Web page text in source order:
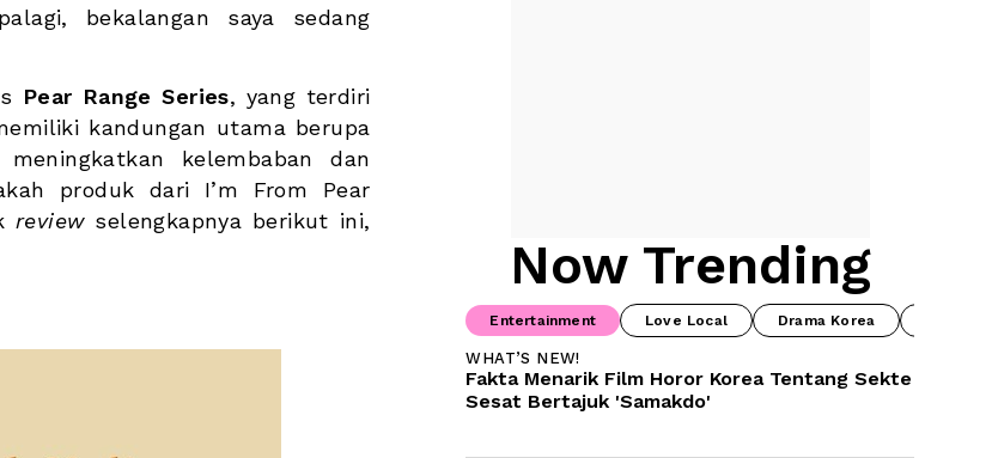
bekalangan saya sedang
Pear Range Series, yang terdiri
kandungan utama berupa
kelembaban dan
produk dari I’m From Pear
review selengkapnya berikut ini,
Now Trending
Entertainment Love Local Drama Korea
WHAT’S NEW!
Fakta Menarik Film Horor Korea Tentang Sekte
Sesat Bertajuk 'Samakdo'